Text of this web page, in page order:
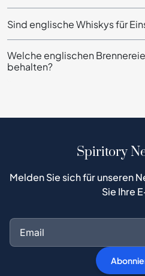
Sind englische Whiskys für
Welche englischen
behalten?
Spiritory
Melden Sie sich für unseren
Sie Ihre